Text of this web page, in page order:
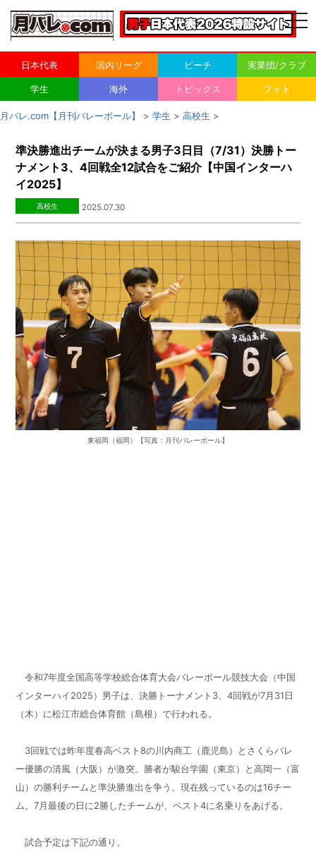
日本代表 国内リーグ ビーチ 実業団/クラブ
学生 海外 トピックス フォト
月バレ.com【月刊バレーボール】 > 学生 > 高校生 >
準決勝進出チームが決まる男子3日目（7/31）決勝トー
ナメント3、4回戦全12試合をご紹介【中国インターハ
イ2025】
高校生 2025.07.30
東福岡（福岡） 【写真：月刊バレーボール】
令和7年度全国高等学校総合体育大会バレーボール競技大会（中国
インターハイ2025）男子は、決勝トーナメント3、4回戦が7月31日
（木）に松江市総合体育館（島根）で行われる。
3回戦では昨年度春高ベスト8の川内商工（鹿児島）とさくらバレ
ー優勝の清風（大阪）が激突。勝者が駿台学園（東京）と高岡一（富
山）の勝利チームと準決勝進出を争う。現在残っているのは16チー
ム。7月最後の日に2勝したチームが、ベスト4に名乗りをあげる。
試合予定は下記の通り。